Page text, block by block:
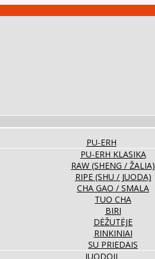
PU-ERH
PU-ERH KLASIKA
RAW (SHENG / ŽALIA)
RIPE (SHU / JUODA)
CHA GAO / SMALA
TUO CHA
BIRI
DĖŽUTĖJE
RINKINIAI
SU PRIEDAIS
JUODOJI